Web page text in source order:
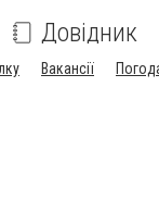
Довідник
Вакансії